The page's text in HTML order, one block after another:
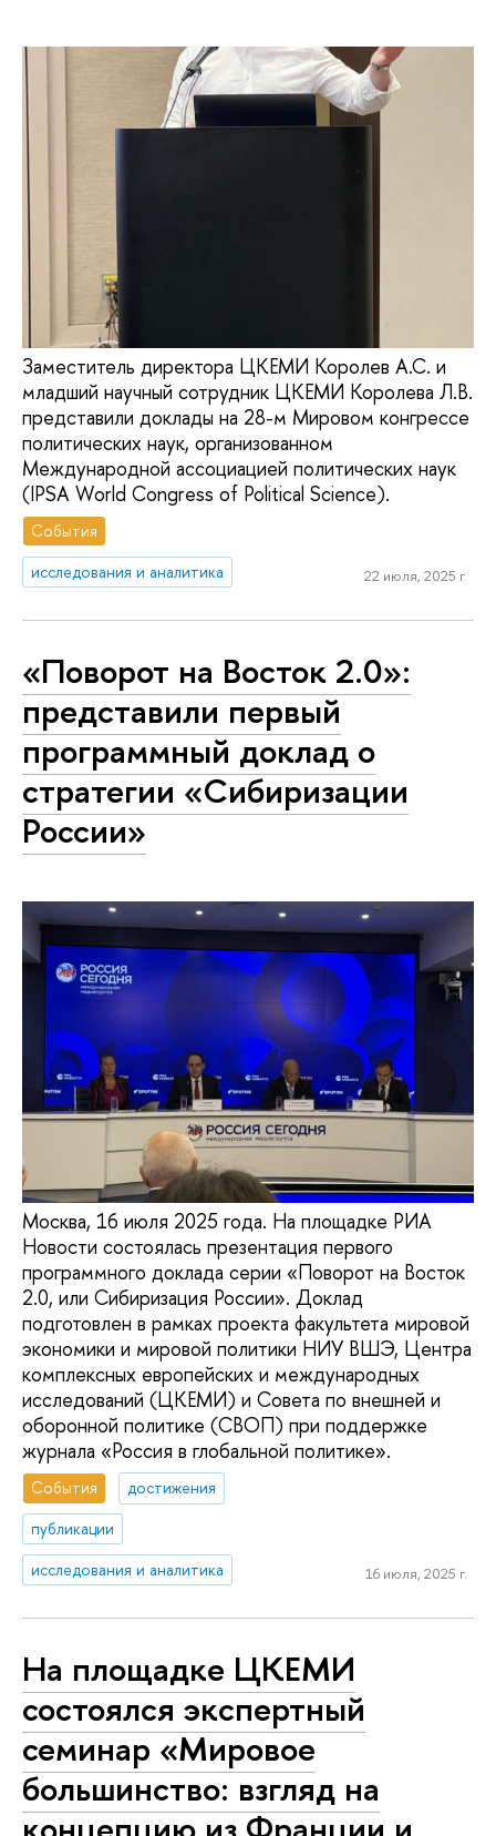
Заместитель директора ЦКЕМИ Королев А.С. и
младший научный сотрудник ЦКЕМИ Королева Л.В.
представили доклады на 28-м Мировом конгрессе
политических наук, организованном
Международной ассоциацией политических наук
(IPSA World Congress of Political Science).
События
исследования и аналитика
22 июля, 2025 г.
«Поворот на Восток 2.0»:
представили первый
программный доклад о
стратегии «Сибиризации
России»
Москва, 16 июля 2025 года. На площадке РИА
Новости состоялась презентация первого
программного доклада серии «Поворот на Восток
2.0, или Сибиризация России». Доклад
подготовлен в рамках проекта факультета мировой
экономики и мировой политики НИУ ВШЭ, Центра
комплексных европейских и международных
исследований (ЦКЕМИ) и Совета по внешней и
оборонной политике (СВОП) при поддержке
журнала «Россия в глобальной политике».
События
достижения
публикации
исследования и аналитика
16 июля, 2025 г.
На площадке ЦКЕМИ
состоялся экспертный
семинар «Мировое
большинство: взгляд на